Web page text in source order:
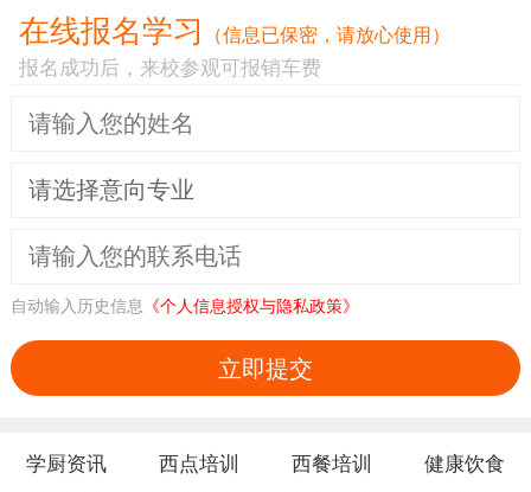
渐增加，使面团膨胀，体积愈发愈大这个过程也就
是静置发酵的过程。
♦醋酸菌的繁殖和酸味的产生。
少有杂菌产生，故几乎没有饧味也不用加碱。而用
老酵发酵时，老酵中含有杂菌（醋酸菌）当面团内
大量繁殖并分泌氧化酶，氧化酶将面团中稀薄的酒
精氧化成醋饧和水，使面团产生强烈的酸味，变得
更软烂。发酵时间越长，醋酸菌繁殖得也愈多，氧
浓，这就是老酵发酵时产生酸味的原因。
在线报名学习 （信息已保密，请放心使用）
报名成功后，来校参观可报销车费
自动输入历史信息 《个人信息授权与隐私政策》
立即提交
学厨资讯 西点培训 西餐培训 健康饮食